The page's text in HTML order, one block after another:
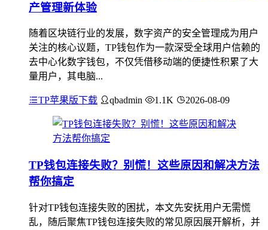
产管理新体验
随着区块链行业的发展，数字资产的安全管理成为用户
关注的核心议题，TP钱包作为一款深受全球用户信赖的
去中心化数字钱包，不仅凭借移动端的便捷性积累了大
量用户，其电脑...
TP苹果版下载 qbadmin 1.1K 2026-08-09
TP钱包连接失败？别慌！这些原因和解决方法
帮你搞定
针对TP钱包连接失败的困扰，本文先安抚用户无需慌
乱，随后聚焦TP钱包连接失败的常见原因展开解析，并